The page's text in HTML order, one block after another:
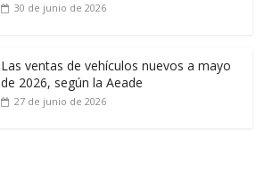
30 de junio de 2026
Las ventas de vehículos nuevos a mayo
de 2026, según la Aeade
27 de junio de 2026